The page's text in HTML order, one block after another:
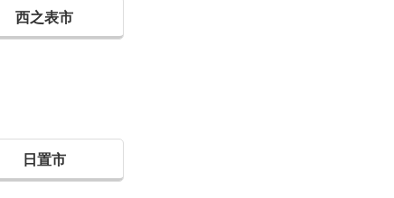
西之表市
日置市